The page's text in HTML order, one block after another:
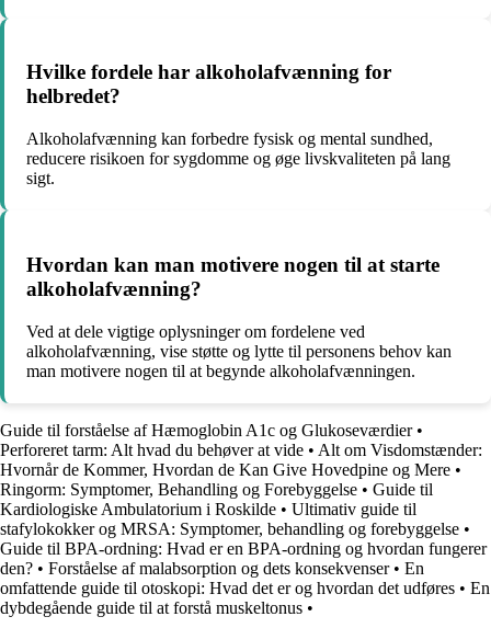
Hvilke fordele har alkoholafvænning for
helbredet?
Alkoholafvænning kan forbedre fysisk og mental sundhed,
reducere risikoen for sygdomme og øge livskvaliteten på lang
sigt.
Hvordan kan man motivere nogen til at starte
alkoholafvænning?
Ved at dele vigtige oplysninger om fordelene ved
alkoholafvænning, vise støtte og lytte til personens behov kan
man motivere nogen til at begynde alkoholafvænningen.
Guide til forståelse af Hæmoglobin A1c og Glukoseværdier•
Perforeret tarm: Alt hvad du behøver at vide • Alt om Visdomstænder:
Hvornår de Kommer, Hvordan de Kan Give Hovedpine og Mere •
Ringorm: Symptomer, Behandling og Forebyggelse • Guide til
Kardiologiske Ambulatorium i Roskilde • Ultimativ guide til
stafylokokker og MRSA: Symptomer, behandling og forebyggelse •
Guide til BPA-ordning: Hvad er en BPA-ordning og hvordan fungerer
den? • Forståelse af malabsorption og dets konsekvenser• En
omfattende guide til otoskopi: Hvad det er og hvordan det udføres • En
dybdegående guide til at forstå muskeltonus •